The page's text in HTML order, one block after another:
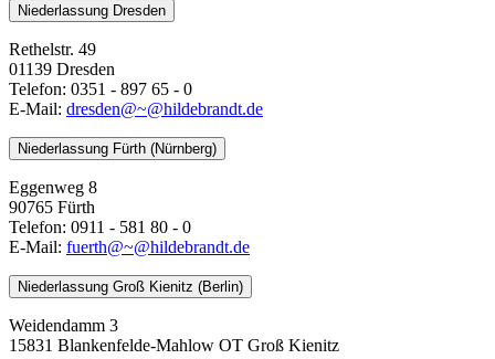
Niederlassung Dresden
Rethelstr. 49
01139 Dresden
Telefon: 0351 - 897 65 - 0
E-Mail: dresden@~@hildebrandt.de
Niederlassung Fürth (Nürnberg)
Eggenweg 8
90765 Fürth
Telefon: 0911 - 581 80 - 0
E-Mail: fuerth@~@hildebrandt.de
Niederlassung Groß Kienitz (Berlin)
Weidendamm 3
15831 Blankenfelde-Mahlow OT Groß Kienitz